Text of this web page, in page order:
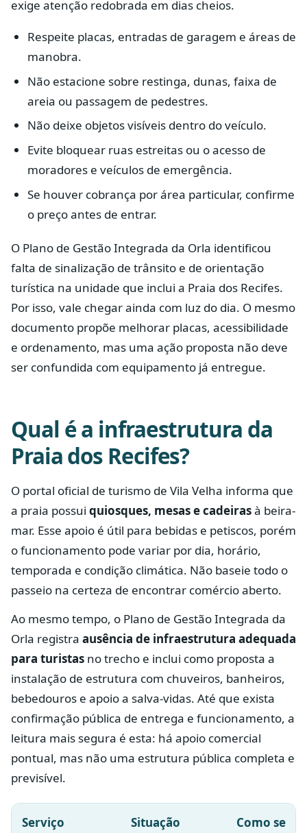
exige atenção redobrada em dias cheios.
Respeite placas, entradas de garagem e áreas de
manobra.
Não estacione sobre restinga, dunas, faixa de
areia ou passagem de pedestres.
Não deixe objetos visíveis dentro do veículo.
Evite bloquear ruas estreitas ou o acesso de
moradores e veículos de emergência.
Se houver cobrança por área particular, confirme
o preço antes de entrar.
O Plano de Gestão Integrada da Orla identificou
falta de sinalização de trânsito e de orientação
turística na unidade que inclui a Praia dos Recifes.
Por isso, vale chegar ainda com luz do dia. O mesmo
documento propõe melhorar placas, acessibilidade
e ordenamento, mas uma ação proposta não deve
ser confundida com equipamento já entregue.
Qual é a infraestrutura da
Praia dos Recifes?
O portal oficial de turismo de Vila Velha informa que
a praia possui quiosques, mesas e cadeirasà beira-
mar. Esse apoio é útil para bebidas e petiscos, porém
o funcionamento pode variar por dia, horário,
temporada e condição climática. Não baseie todo o
passeio na certeza de encontrar comércio aberto.
Ao mesmo tempo, o Plano de Gestão Integrada da
Orla registra ausência de infraestrutura adequada
para turistas no trecho e inclui como proposta a
instalação de estrutura com chuveiros, banheiros,
bebedouros e apoio a salva-vidas. Até que exista
confirmação pública de entrega e funcionamento, a
leitura mais segura é esta: há apoio comercial
pontual, mas não uma estrutura pública completa e
previsível.
Serviço
Situação
Como se